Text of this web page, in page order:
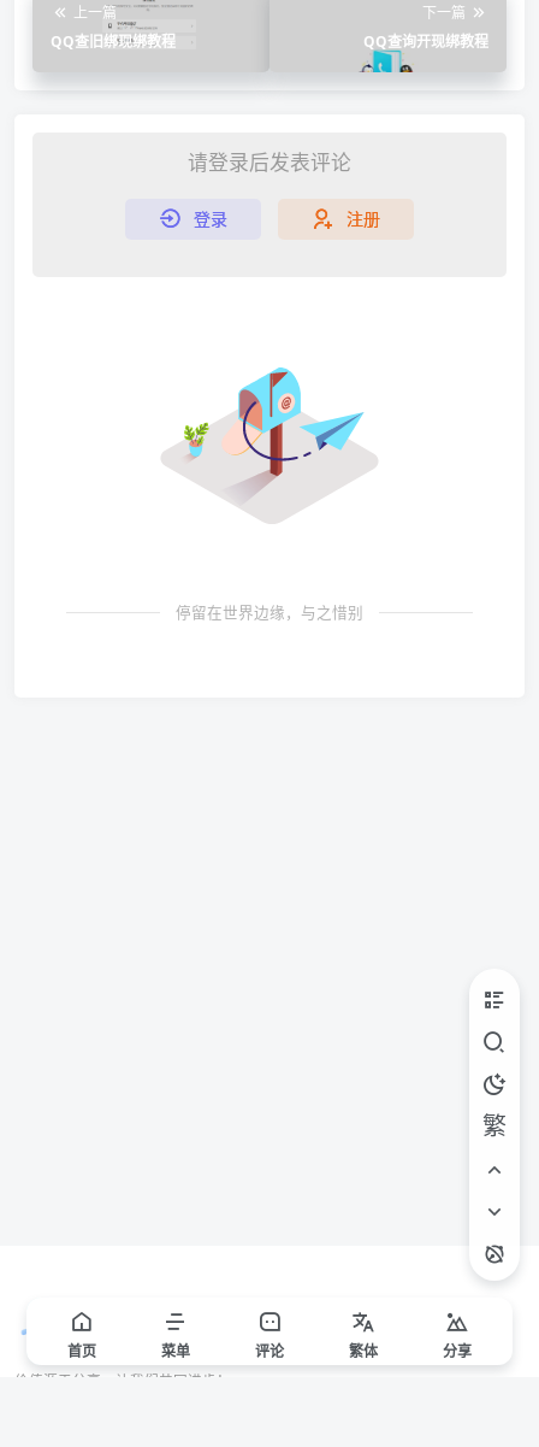
上一篇
QQ查旧绑现绑教程
下一篇
QQ查询开现绑教程
请登录后发表评论
登录 注册
停留在世界边缘，与之惜别
繁
首页 菜单 评论 繁体 分享
价值源于分享，让我们共同进步！